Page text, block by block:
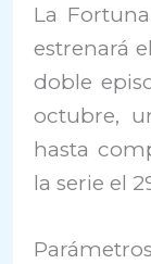
La
estrenará
doble
octubre,
hasta
la serie el